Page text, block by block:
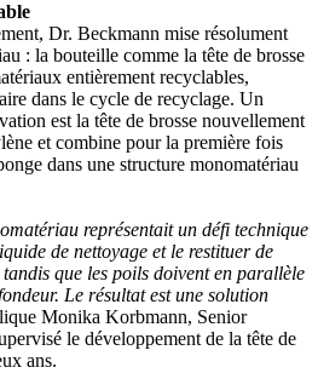
Dr. Beckmann mise résolument
: la bouteille comme la tête de brosse
entièrement recyclables,
dans le cycle de recyclage. Un
est la tête de brosse nouvellement
et combine pour la première fois
dans une structure monomatériau
représentait un défi technique
de nettoyage et le restituer de
que les poils doivent en parallèle
Le résultat est une solution
Monika Korbmann, Senior
le développement de la tête de
ans.